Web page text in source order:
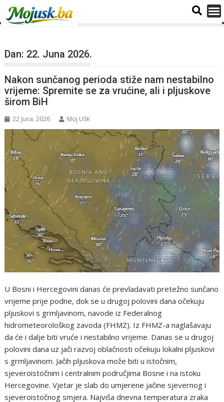
Dan: 22. Juna 2026.
Nakon sunčanog perioda stiže nam nestabilno
vrijeme: Spremite se za vrućine, ali i pljuskove
širom BiH
22 Juna, 2026 Moj USK
U Bosni i Hercegovini danas će prevladavati pretežno sunčano
vrijeme prije podne, dok se u drugoj polovini dana očekuju
pljuskovi s grmljavinom, navode iz Federalnog
hidrometeorološkog zavoda (FHMZ). Iz FHMZ-a naglašavaju
da će i dalje biti vruće i nestabilno vrijeme. Danas se u drugoj
polovini dana uz jači razvoj oblačnosti očekuju lokalni pljuskovi
s grmljavinom. Jačih pljuskova može biti u istočnim,
sjeveroistočnim i centralnim područjima Bosne i na istoku
Hercegovine. Vjetar je slab do umjerene jačine sjevernog i
sjeveroistočnog smjera. Najviša dnevna temperatura zraka